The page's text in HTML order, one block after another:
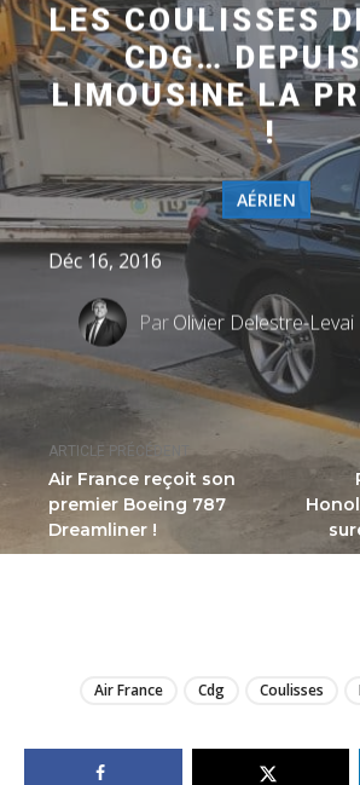
ARTICLE PRÉCÉDENT
Air France reçoit son
premier Boeing 787
Dreamliner !
LES COULISSES
CDG…
LIMOUSINE LA
!
AÉRIEN
Déc 16, 2016
ParOlivier Delestre-Levai
Air France Cdg Coulisses